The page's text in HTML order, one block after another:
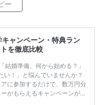
ャンペーン・特典ラン
を徹底比較
婚準備、何から始める？」
い！」と悩んでいませんか？
に参加するだけで、数万円分
がもらえるキャンペーンがあ